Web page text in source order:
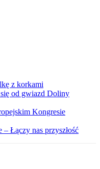
z korkami
od gwiazd Doliny
Kongresie
– Łączy nas przyszłość